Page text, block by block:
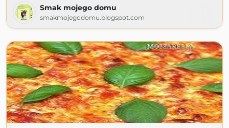
Smak mojego domu
smakmojegodomu.blogspot.com